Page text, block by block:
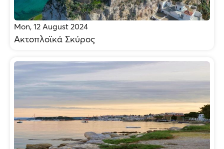
Mon, 12 August 2024
Ακτοπλοϊκά Σκύρος